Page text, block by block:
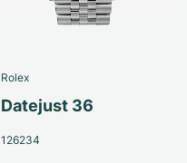
Rolex
Datejust 36
126234